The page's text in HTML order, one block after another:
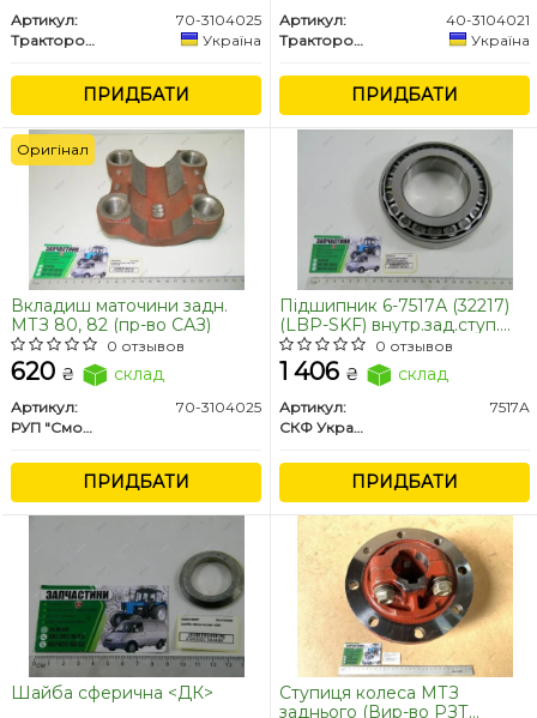
Артикул:
70-3104025
Тракторозапчасть, г.Ромны
Україна
ПРИДБАТИ
Артикул:
40-3104021
Тракторозапчасть, г.Ромны
Україна
ПРИДБАТИ
Вкладиш маточини задн.
МТЗ 80, 82 (пр-во САЗ)
0 отзывов
620 ₴ склад
Артикул:
70-3104025
РУП "Сморгонский агрегатный завод", г.Сморгонь, РБ
ПРИДБАТИ
Оригінал
Підшипник 6-7517А (32217)
(LBP-SKF) внутр.зад.ступ.
КамАЗ, ЗІЛ, глав.пер.Т-150
0 отзывов
1 406 ₴ склад
Артикул:
7517А
СКФ Украина
ПРИДБАТИ
Шайба сферична <ДК>
Ступиця колеса МТЗ
заднього (Вир-во РЗТ